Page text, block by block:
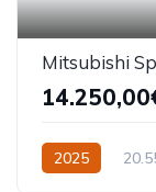
Mitsubishi
2025